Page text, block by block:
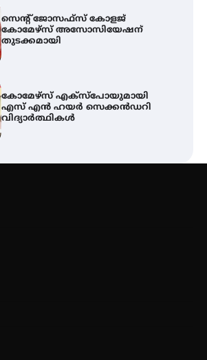
കോമേഴ്സ് എക്സ്പോയുമായി
എസ് എൻ ഹയർ സെക്കൻഡറി
വിദ്യാർത്ഥികൾ
ശക്തമായ കാറ്റിന് സാധ്യത –
ആഗസ്റ്റ് 12 വരെ മഴ തുടരും,
തൃശൂർ ജില്ലയിൽ മഞ്ഞ അലർട്ട്